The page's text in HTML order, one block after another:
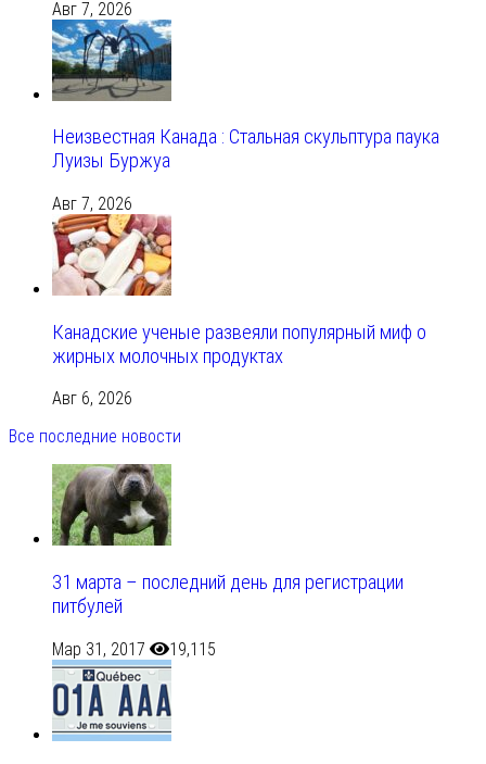
Авг 7, 2026
Неизвестная Канада : Стальная скульптура паука
Луизы Буржуа
Авг 7, 2026
Канадские ученые развеяли популярный миф о
жирных молочных продуктах
Авг 6, 2026
Все последние новости
31 марта – последний день для регистрации
питбулей
Мар 31, 2017 19,115